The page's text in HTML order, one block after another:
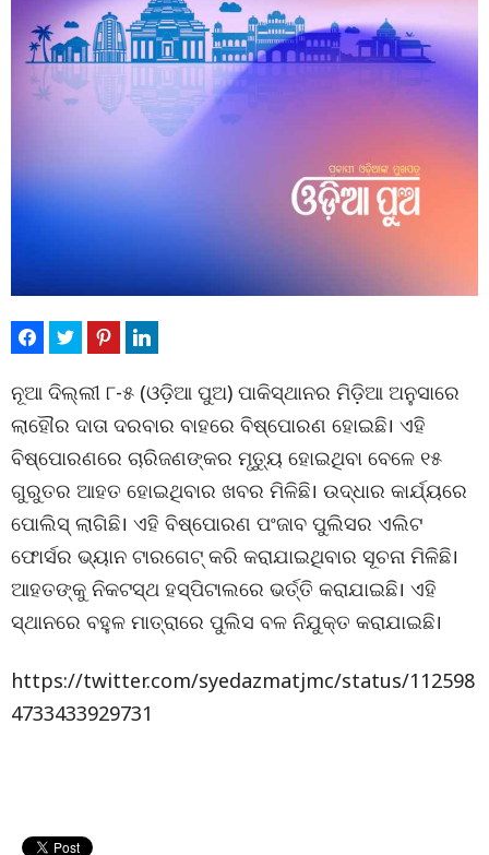
ନୂଆ ଦିଲ୍ଲୀ ୮-୫ (ଓଡ଼ିଆ ପୁଅ) ପାକିସ୍ଥାନର ମିଡ଼ିଆ ଅନୁସାରେ
ଲାହୌର ଦାତା ଦରବାର ବାହରେ ବିଷ୍ପୋରଣ ହୋଇଛି। ଏହି
ବିଷ୍ପୋରଣରେ ଚାରିଜଣଙ୍କର ମୃତ୍ୟୁ ହୋଇଥିବା ବେଳେ ୧୫
ଗୁରୁତର ଆହତ ହୋଇଥିବାର ଖବର ମିଳିଛି। ଉଦ୍ଧାର କାର୍ଯ୍ୟରେ
ପୋଲିସ୍ ଲାଗିଛି। ଏହି ବିଷ୍ପୋରଣ ପଂଜାବ ପୁଲିସର ଏଲିଟ
ଫୋର୍ସର ଭ୍ୟାନ ଟାରଗେଟ୍ କରି କରାଯାଇଥିବାର ସୂଚନା ମିଳିଛି।
ଆହତଙ୍କୁ ନିକଟସ୍ଥ ହସ୍ପିଟାଲରେ ଭର୍ତ୍ତି କରାଯାଇଛି। ଏହି
ସ୍ଥାନରେ ବହୁଳ ମାତ୍ରାରେ ପୁଲିସ ବଳ ନିଯୁକ୍ତ କରାଯାଇଛି।
https://twitter.com/syedazmatjmc/status/112598
4733433929731